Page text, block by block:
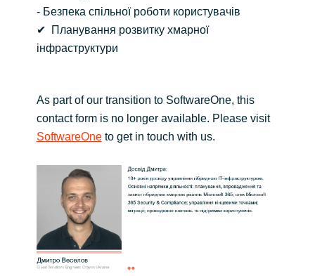
Qatar
Slovenia
Spain
- Безпека спільної роботи користувачів
✔ Планування розвитку хмарної
інфраструктури
As part of our transition to SoftwareOne, this
contact form is no longer available. Please visit
SoftwareOneto get in touch with us.